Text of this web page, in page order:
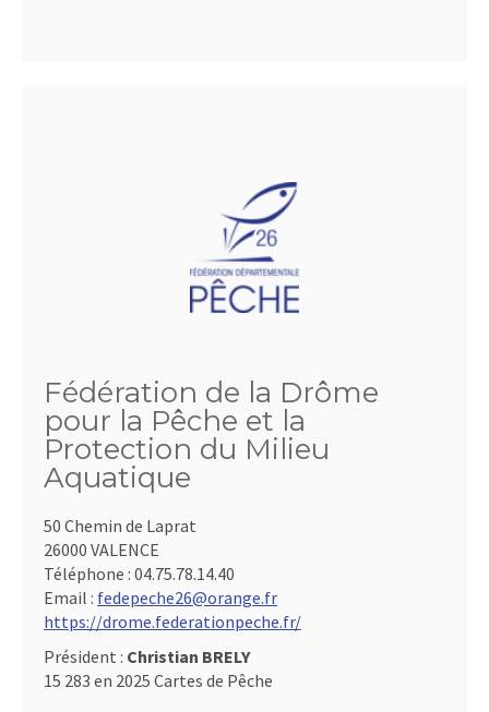
Fédération de la Drôme
pour la Pêche et la
Protection du Milieu
Aquatique
50 Chemin de Laprat
26000 VALENCE
Téléphone : 04.75.78.14.40
Email : fedepeche26@orange.fr
https://drome.federationpeche.fr/
Président : Christian BRELY
15 283 en 2025 Cartes de Pêche